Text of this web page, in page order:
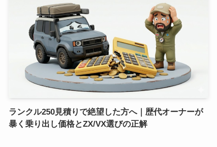
ランクル250見積りで絶望した方へ｜歴代オーナーが
暴く乗り出し価格とZX/VX選びの正解